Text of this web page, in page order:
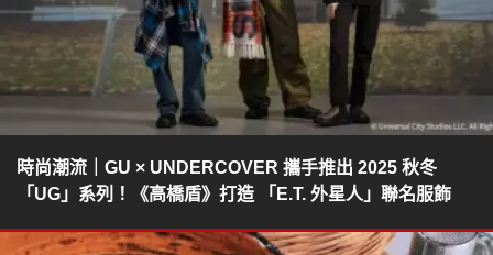
時尚潮流｜GU × UNDERCOVER 攜手推出 2025 秋冬
「UG」系列！《高橋盾》打造 「E.T. 外星人」聯名服飾